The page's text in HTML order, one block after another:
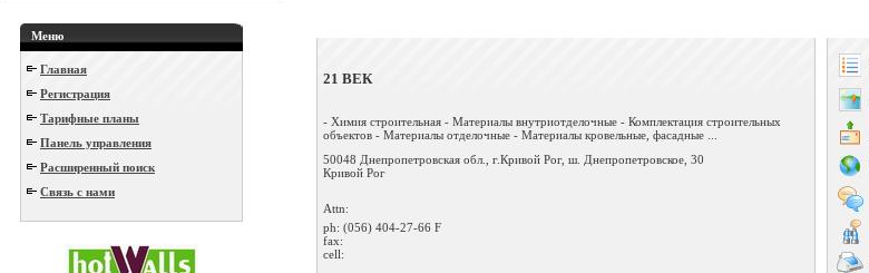
Меню
Главная
Регистрация
Тарифные планы
Панель управления
Расширенный поиск
Связь с нами
21 ВЕК
- Химия строительная - Материалы внутриотделочные - Комплектация строительных
объектов - Материалы отделочные - Материалы кровельные, фасадные ...
50048 Днепропетровская обл., г.Кривой Рог, ш. Днепропетровское, 30
Кривой Рог
Attn:
ph: (056) 404-27-66 F
fax:
cell: